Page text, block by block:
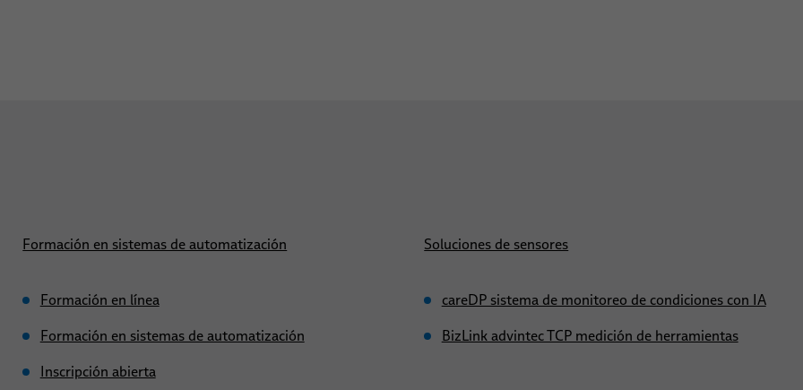
Formación en sistemas de automatización
Formación en línea
Formación en sistemas de automatización
Inscripción abierta
Soluciones de sensores
careDP sistema de monitoreo de condiciones con IA
BizLink advintec TCP medición de herramientas